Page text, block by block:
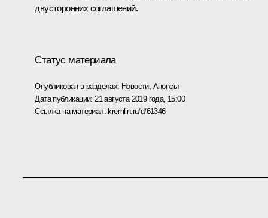
двусторонних соглашений.
Статус материала
Опубликован в разделах: Новости, Анонсы
Дата публикации: 21 августа 2019 года, 15:00
Ссылка на материал: kremlin.ru/d/61346